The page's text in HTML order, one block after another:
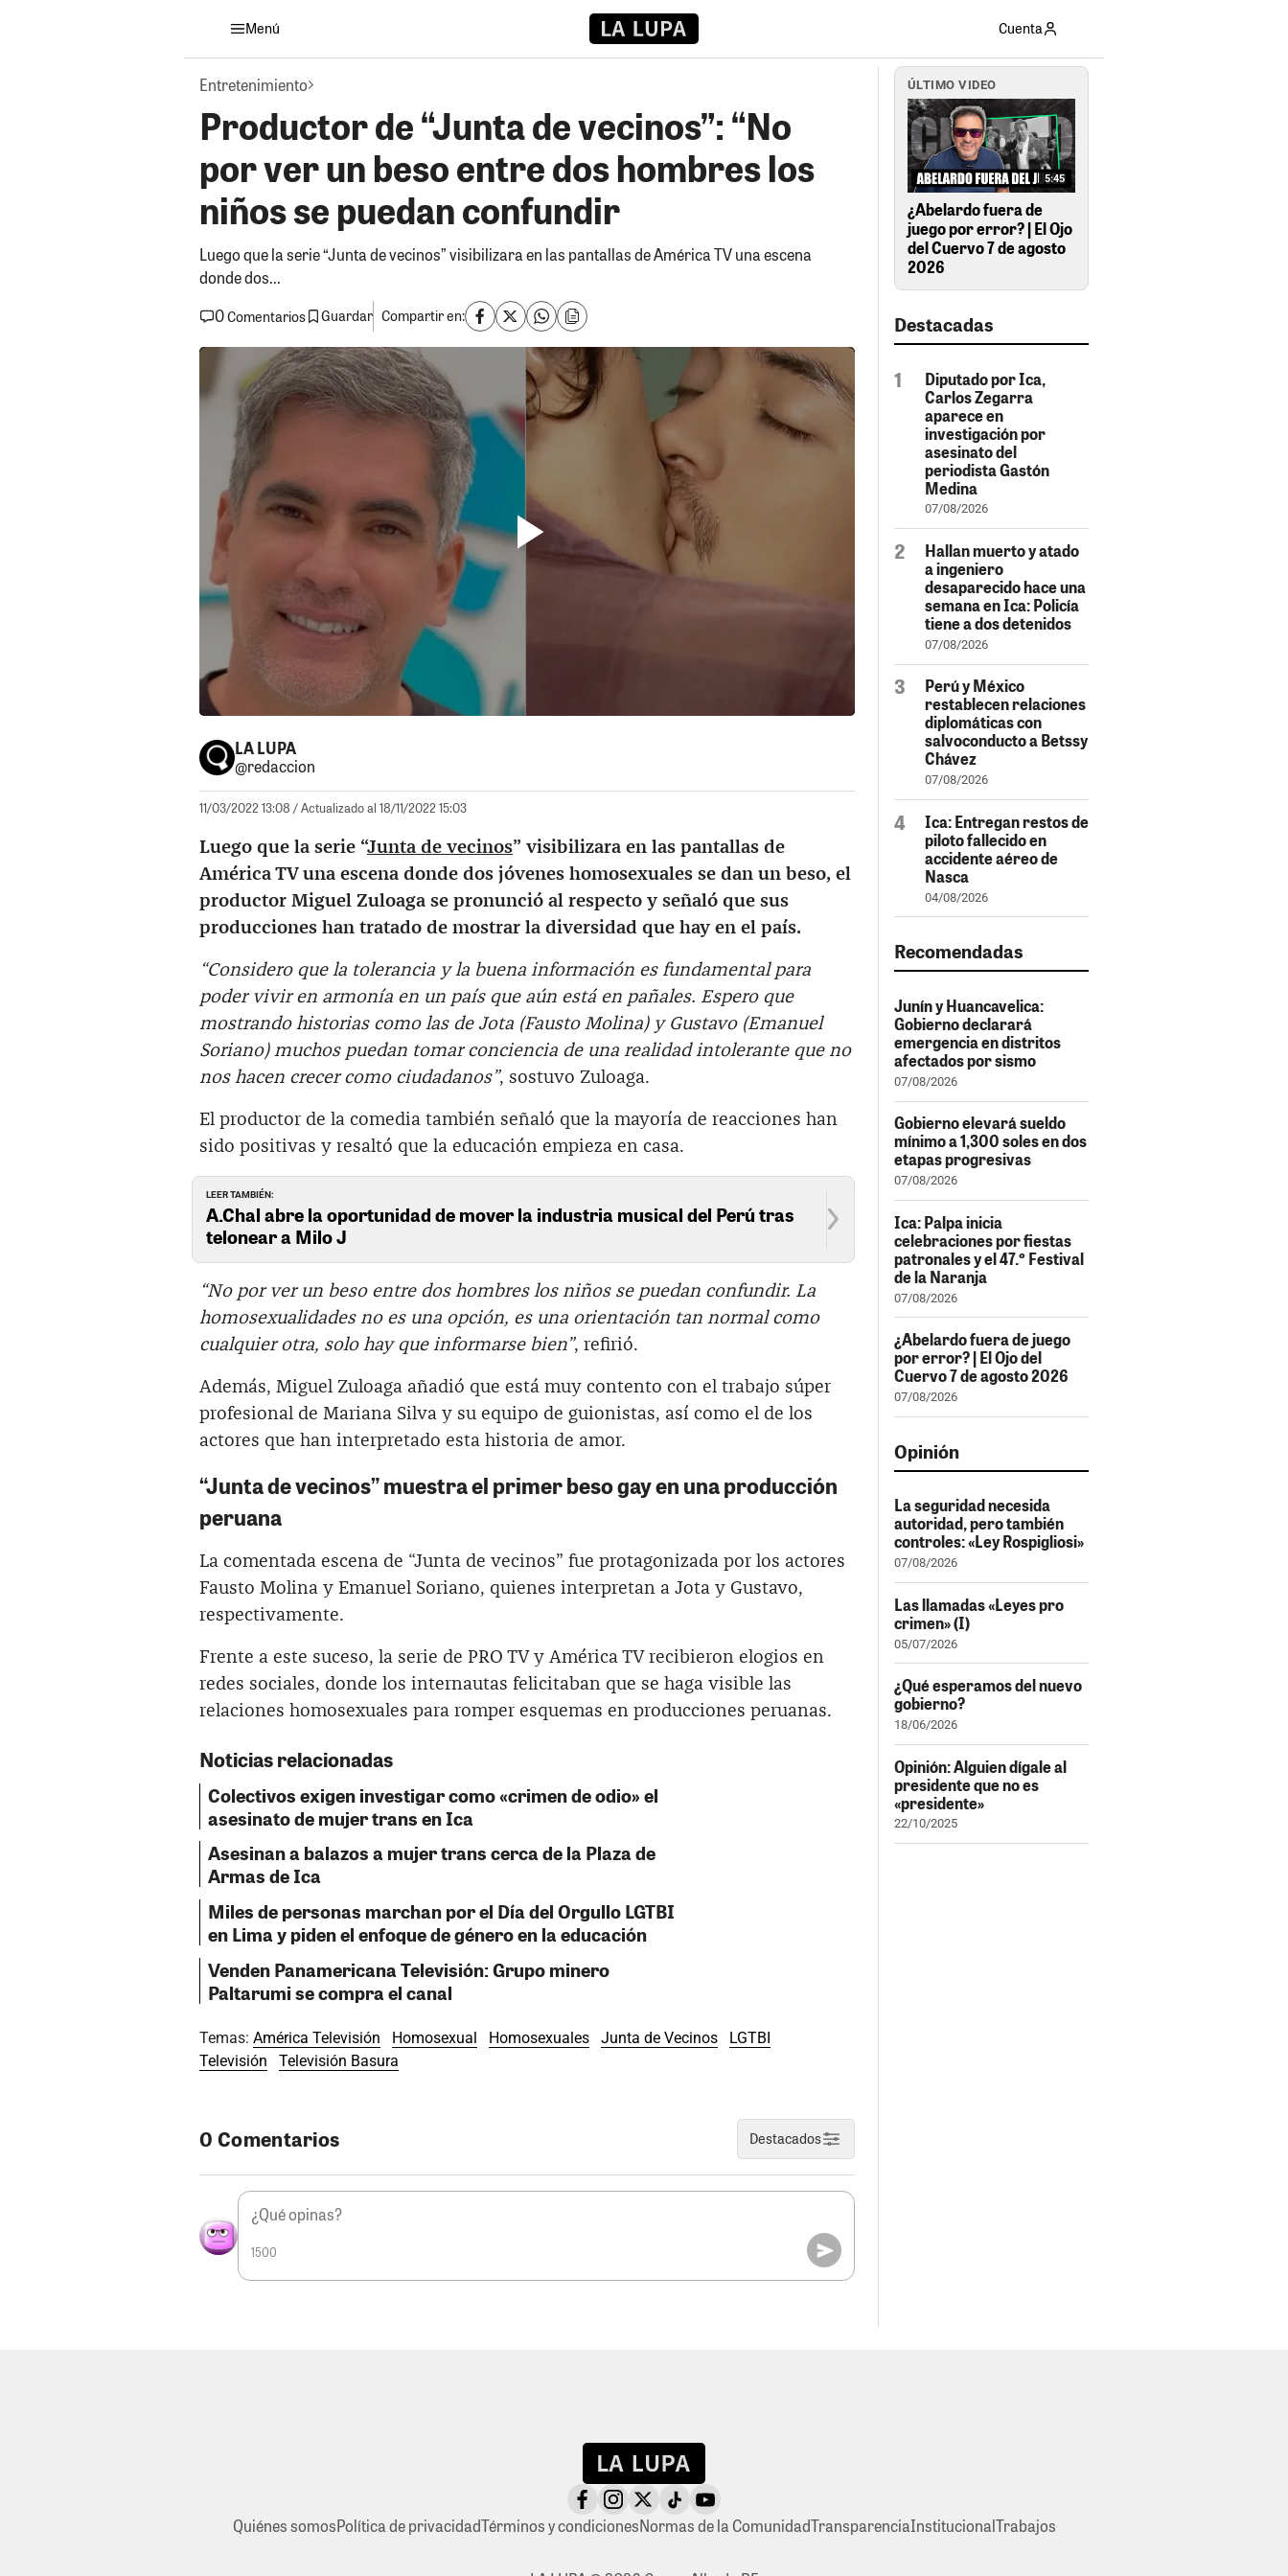
Menú Cuenta
Entretenimiento
Productor de “Junta de vecinos”: “No
por ver un beso entre dos hombres los
niños se puedan confundir
Luego que la serie “Junta de vecinos” visibilizara en las pantallas de América TV una escena
donde dos...
0Comentarios Guardar Compartir en:
LA LUPA
@redaccion
11/03/2022 13:08 / Actualizado al 18/11/2022 15:03
Luego que la serie “Junta de vecinos” visibilizara en las pantallas de
América TV una escena donde dos jóvenes homosexuales se dan un beso, el
productor Miguel Zuloaga se pronunció al respecto y señaló que sus
producciones han tratado de mostrar la diversidad que hay en el país.
“Considero que la tolerancia y la buena información es fundamental para
poder vivir en armonía en un país que aún está en pañales. Espero que
mostrando historias como las de Jota (Fausto Molina) y Gustavo (Emanuel
Soriano) muchos puedan tomar conciencia de una realidad intolerante que no
nos hacen crecer como ciudadanos”, sostuvo Zuloaga.
El productor de la comedia también señaló que la mayoría de reacciones han
sido positivas y resaltó que la educación empieza en casa.
LEER TAMBIÉN:
A.Chal abre la oportunidad de mover la industria musical del Perú tras
telonear a Milo J
“No por ver un beso entre dos hombres los niños se puedan confundir. La
homosexualidades no es una opción, es una orientación tan normal como
cualquier otra, solo hay que informarse bien”, refirió.
Además, Miguel Zuloaga añadió que está muy contento con el trabajo súper
profesional de Mariana Silva y su equipo de guionistas, así como el de los
actores que han interpretado esta historia de amor.
“Junta de vecinos” muestra el primer beso gay en una producción
peruana
La comentada escena de “Junta de vecinos” fue protagonizada por los actores
Fausto Molina y Emanuel Soriano, quienes interpretan a Jota y Gustavo,
respectivamente.
Frente a este suceso, la serie de PRO TV y América TV recibieron elogios en
redes sociales, donde los internautas felicitaban que se haga visible las
relaciones homosexuales para romper esquemas en producciones peruanas.
Noticias relacionadas
Colectivos exigen investigar como «crimen de odio» el
asesinato de mujer trans en Ica
Asesinan a balazos a mujer trans cerca de la Plaza de
Armas de Ica
Miles de personas marchan por el Día del Orgullo LGTBI
en Lima y piden el enfoque de género en la educación
Venden Panamericana Televisión: Grupo minero
Paltarumi se compra el canal
Temas: América Televisión Homosexual Homosexuales Junta de Vecinos
LGTBI
Televisión
Televisión Basura
0 Comentarios Destacados
1500
ÚLTIMO VIDEO
5:45
¿Abelardo fuera de
juego por error? | El Ojo
del Cuervo 7 de agosto
2026
Destacadas
Diputado por Ica,
Carlos Zegarra
aparece en
investigación por
asesinato del
periodista Gastón
Medina
07/08/2026
Hallan muerto y atado
a ingeniero
desaparecido hace una
semana en Ica: Policía
tiene a dos detenidos
07/08/2026
Perú y México
restablecen relaciones
diplomáticas con
salvoconducto a Betssy
Chávez
07/08/2026
Ica: Entregan restos de
piloto fallecido en
accidente aéreo de
Nasca
04/08/2026
Recomendadas
Junín y Huancavelica:
Gobierno declarará
emergencia en distritos
afectados por sismo
07/08/2026
Gobierno elevará sueldo
mínimo a 1,300 soles en dos
etapas progresivas
07/08/2026
Ica: Palpa inicia
celebraciones por fiestas
patronales y el 47.º Festival
de la Naranja
07/08/2026
¿Abelardo fuera de juego
por error? | El Ojo del
Cuervo 7 de agosto 2026
07/08/2026
Opinión
La seguridad necesida
autoridad, pero también
controles: «Ley Rospigliosi»
07/08/2026
Las llamadas «Leyes pro
crimen» (I)
05/07/2026
¿Qué esperamos del nuevo
gobierno?
18/06/2026
Opinión: Alguien dígale al
presidente que no es
«presidente»
22/10/2025
Quiénes somosPolítica de privacidadTérminos y condicionesNormas de la ComunidadTransparenciaInstitucionalTrabajos